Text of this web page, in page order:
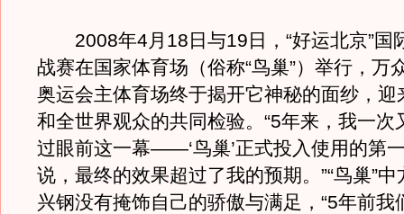
2008年4月18日与19日，“好运北京”国
战赛在国家体育场（俗称“鸟巢”）举行，万
奥运会主体育场终于揭开它神秘的面纱，迎
和全世界观众的共同检验。“5年来，我一次
过眼前这一幕——‘鸟巢’正式投入使用的第
说，最终的效果超过了我的预期。”“鸟巢”
兴钢没有掩饰自己的骄傲与满足，“5年前我